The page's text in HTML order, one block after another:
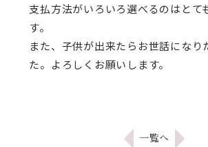
支払方法がいろいろ選べるのはとて
す。
また、子供が出来たらお世話になり
た。よろしくお願いします。
一覧へ